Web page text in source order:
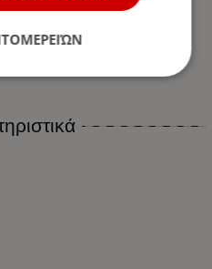
να χρησιμοποιηθεί με